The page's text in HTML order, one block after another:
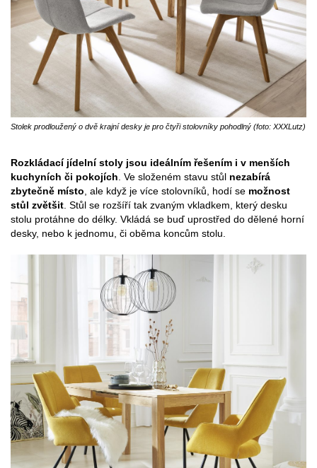
Stolek prodloužený o dvě krajní desky je pro čtyři stolovníky pohodlný (foto: XXXLutz)
Rozkládací jídelní stoly jsou ideálním řešením i v menších
kuchyních či pokojích. Ve složeném stavu stůl nezabírá
zbytečně místo, ale když je více stolovníků, hodí se možnost
stůl zvětšit. Stůl se rozšíří tak zvaným vkladkem, který desku
stolu protáhne do délky. Vkládá se buď uprostřed do dělené horní
desky, nebo k jednomu, či oběma koncům stolu.